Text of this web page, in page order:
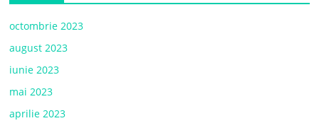
octombrie 2023
august 2023
iunie 2023
mai 2023
aprilie 2023